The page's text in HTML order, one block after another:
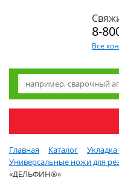
8-
Все
Главная Каталог
Универсальные ножи для
«ДЕЛЬФИН®»